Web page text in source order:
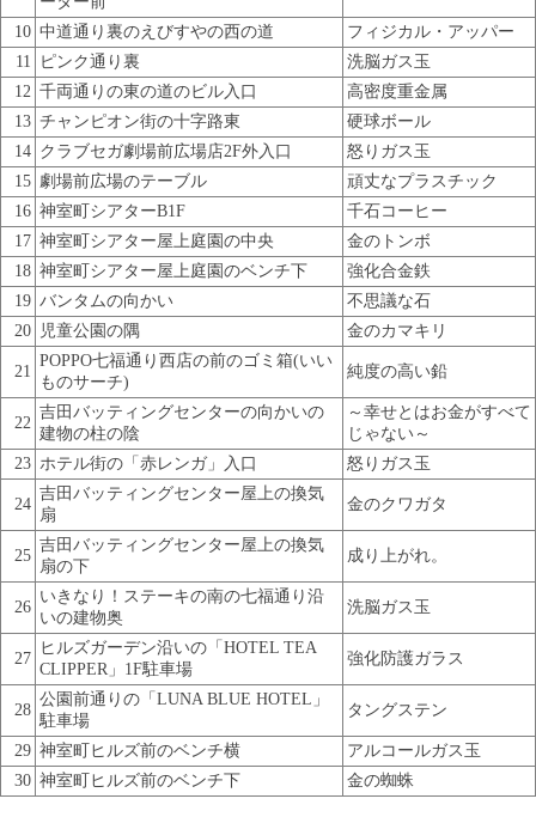
10 中道通り裏のえびすやの西の道
フィジカル・アッパー
11
ピンク通り裏
洗脳ガス玉
12 千両通りの東の道のビル入口
高密度重金属
13 チャンピオン街の十字路東
硬球ボール
14 クラブセガ劇場前広場店2F外入口
怒りガス玉
15 劇場前広場のテーブル
頑丈なプラスチック
16 神室町シアターB1F
千石コーヒー
17 神室町シアター屋上庭園の中央
金のトンボ
18 神室町シアター屋上庭園のベンチ下
強化合金鉄
19 バンタムの向かい
不思議な石
20 児童公園の隅 金のカマキリ
21
POPPO七福通り西店の前のゴミ箱(いい
ものサーチ)
純度の高い鉛
22
吉田バッティングセンターの向かいの
建物の柱の陰
～幸せとはお金がすべて
じゃない～
23 ホテル街の「赤レンガ」入口 怒りガス玉
24
吉田バッティングセンター屋上の換気
扇
金のクワガタ
25
吉田バッティングセンター屋上の換気
扇の下
成り上がれ。
26
いきなり！ステーキの南の七福通り沿
いの建物奥
洗脳ガス玉
27
ヒルズガーデン沿いの「HOTEL TEA
CLIPPER」1F駐車場
強化防護ガラス
28
公園前通りの「LUNA BLUE HOTEL」
駐車場
タングステン
29 神室町ヒルズ前のベンチ横
アルコールガス玉
30 神室町ヒルズ前のベンチ下 金の蜘蛛